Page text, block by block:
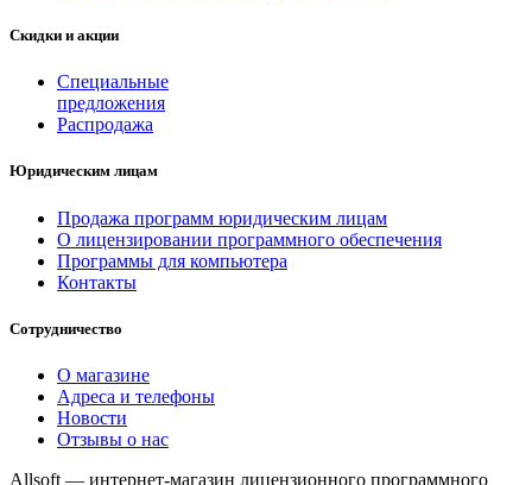
Скидки и акции
Специальные
предложения
Распродажа
Юридическим лицам
Продажа программ юридическим лицам
О лицензировании программного обеспечения
Программы для компьютера
Контакты
Сотрудничество
О магазине
Адреса и телефоны
Новости
Отзывы о нас
Allsoft — интернет-магазин лицензионного программного